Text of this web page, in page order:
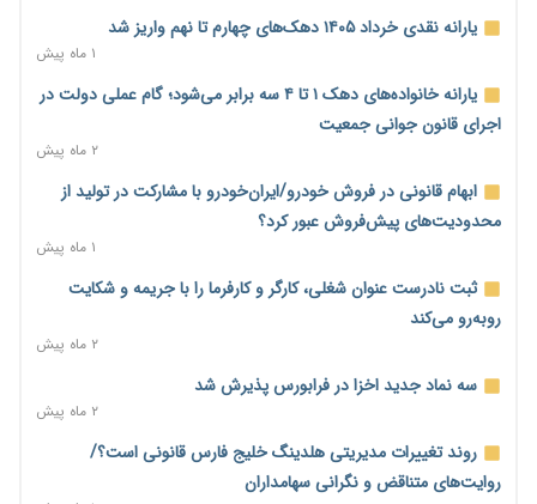
کنترل ترازنامه بانک‌ها؛ شمشیر دولبه مهار تورم و تأمین مالی تولید
جنگ با تورم از بانک‌ها و بودجه آغاز می‌شود؛ نسخه انضباط آهنین
برای اقتصاد
عینک گران‌تر شد؛ ارز و عوارض گمرکی قدرت خرید مردم را نشانه
رفت
اطمینان وزیر جهاد از تأمین کالاهای اساسی؛ «نگران نباشید»
پیام‌رسان‌های ایرانی در مسیر ورود به بورس؛ عرضه اولیه یک
شرکت هوش مصنوعی در راه است
هشدار درباره کاهش عرضه مسکن اجاره‌ای؛ دولت واحدهای خود را
وارد بازار کند
یارانه نقدی خرداد ۱۴۰۵ دهک‌های چهارم تا نهم واریز شد
۱ ماه پیش
یارانه خانواده‌های دهک ۱ تا ۴ سه برابر می‌شود؛ گام عملی دولت در
اجرای قانون جوانی جمعیت
۲ ماه پیش
ابهام قانونی در فروش خودرو/ایران‌خودرو با مشارکت در تولید از
محدودیت‌های پیش‌فروش عبور کرد؟
۱ ماه پیش
ثبت نادرست عنوان شغلی، کارگر و کارفرما را با جریمه و شکایت
روبه‌رو می‌کند
۲ ماه پیش
سه نماد جدید اخزا در فرابورس پذیرش شد
۲ ماه پیش
روند تغییرات مدیریتی هلدینگ خلیج فارس قانونی است؟/
روایت‌های متناقض و نگرانی سهامداران